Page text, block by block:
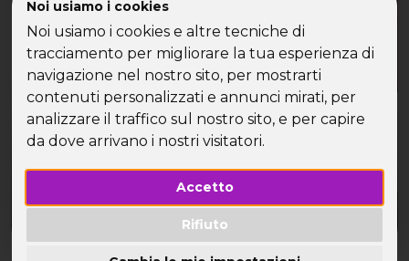
Noi usiamo i cookies
Noi usiamo i cookies e altre tecniche di
tracciamento per migliorare la tua esperienza di
navigazione nel nostro sito, per mostrarti
contenuti personalizzati e annunci mirati, per
analizzare il traffico sul nostro sito, e per capire
da dove arrivano i nostri visitatori.
Accetto
Rifiuto
Capodanno Single
Agriturismo 2007 con
Speed Vacanze
Speed Vacanze ti augura un Felice 2007!